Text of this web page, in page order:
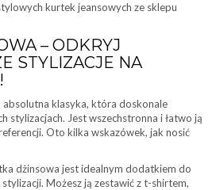
kurtek jeansowych ze sklepu
– ODKRYJ
STYLIZACJE NA
klasyka, która doskonale
stylizacjach. Jest wszechstronna i łatwo ją
Oto kilka wskazówek, jak nosić
dżinsowa jest idealnym dodatkiem do
Możesz ją zestawić z t-shirtem,